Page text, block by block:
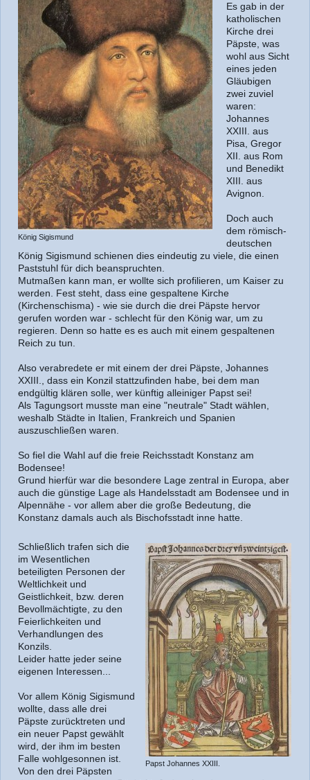
König Sigismund
Es gab in der
katholischen
Kirche drei
Päpste, was
wohl aus Sicht
eines jeden
Gläubigen
zwei zuviel
waren:
Johannes
XXIII. aus
Pisa, Gregor
XII. aus Rom
und Benedikt
XIII. aus
Avignon.
Doch auch
dem römisch-
deutschen
König Sigismund schienen dies eindeutig zu viele, die einen
Paststuhl für dich beanspruchten.
Mutmaßen kann man, er wollte sich profilieren, um Kaiser zu
werden. Fest steht, dass eine gespaltene Kirche
(Kirchenschisma) - wie sie durch die drei Päpste hervor
gerufen worden war - schlecht für den König war, um zu
regieren. Denn so hatte es es auch mit einem gespaltenen
Reich zu tun.
Also verabredete er mit einem der drei Päpste, Johannes
XXIII., dass ein Konzil stattzufinden habe, bei dem man
endgültig klären solle, wer künftig alleiniger Papst sei!
Als Tagungsort musste man eine "neutrale" Stadt wählen,
weshalb Städte in Italien, Frankreich und Spanien
auszuschließen waren.
So fiel die Wahl auf die freie Reichsstadt Konstanz am
Bodensee!
Grund hierfür war die besondere Lage zentral in Europa, aber
auch die günstige Lage als Handelsstadt am Bodensee und in
Alpennähe - vor allem aber die große Bedeutung, die
Konstanz damals auch als Bischofsstadt inne hatte.
Papst Johannes XXIII.
Schließlich trafen sich die
im Wesentlichen
beteiligten Personen der
Weltlichkeit und
Geistlichkeit, bzw. deren
Bevollmächtigte, zu den
Feierlichkeiten und
Verhandlungen des
Konzils.
Leider hatte jeder seine
eigenen Interessen...
Vor allem König Sigismund
wollte, dass alle drei
Päpste zurücktreten und
ein neuer Papst gewählt
wird, der ihm im besten
Falle wohlgesonnen ist.
Von den drei Päpsten